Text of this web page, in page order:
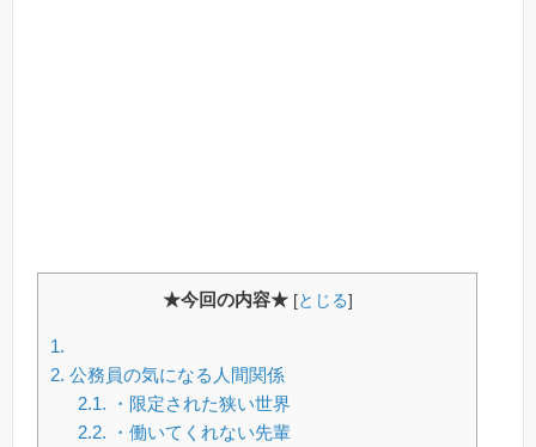
★今回の内容★ [とじる]
1.
2. 公務員の気になる人間関係
2.1. ・限定された狭い世界
2.2. ・働いてくれない先輩